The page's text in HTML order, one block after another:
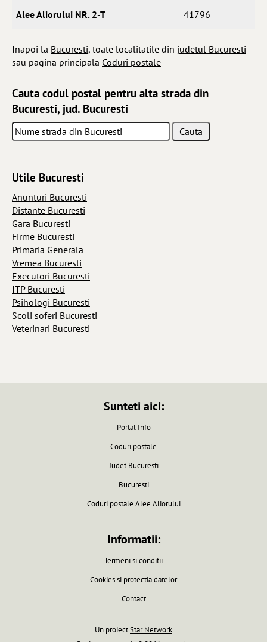
Alee Aliorului NR. 2-T 41796
Inapoi la Bucuresti, toate localitatile din judetul Bucuresti
sau pagina principala Coduri postale
Cauta codul postal pentru alta strada din
Bucuresti, jud. Bucuresti
Utile Bucuresti
Anunturi Bucuresti
Distante Bucuresti
Gara Bucuresti
Firme Bucuresti
Primaria Generala
Vremea Bucuresti
Executori Bucuresti
ITP Bucuresti
Psihologi Bucuresti
Scoli soferi Bucuresti
Veterinari Bucuresti
Sunteti aici:
Portal Info
Coduri postale
Judet Bucuresti
Bucuresti
Coduri postale Alee Aliorului
Informatii:
Termeni si conditii
Cookies si protectia datelor
Contact
Un proiectStar Network